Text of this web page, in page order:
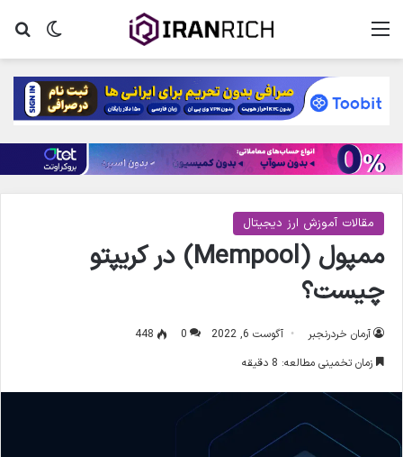
تغییر منو
مقالات آموزش ارز دیجیتال
ممپول (Mempool) در کریپتو
چیست؟
آرمان خردرنجبر آگوست 6, 2022 0
448
زمان تخمینی مطالعه: 8 دقیقه